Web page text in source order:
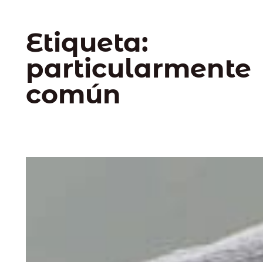
Etiqueta:
particularmente
común